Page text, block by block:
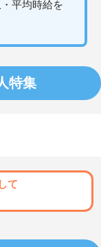
平均時給を
特集
て